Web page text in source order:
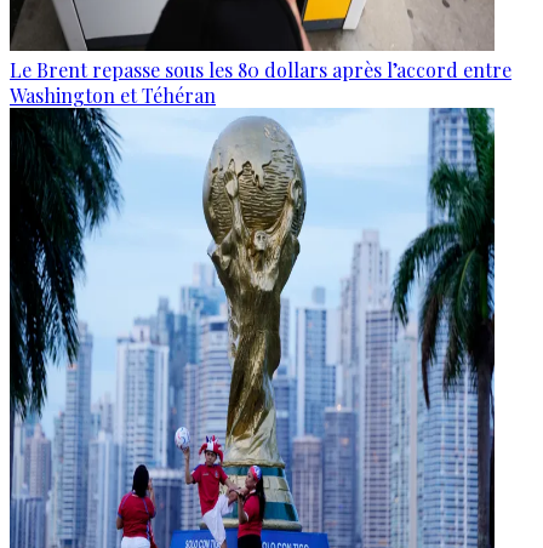
Le Brent repasse sous les 80 dollars après l’accord entre
Washington et Téhéran